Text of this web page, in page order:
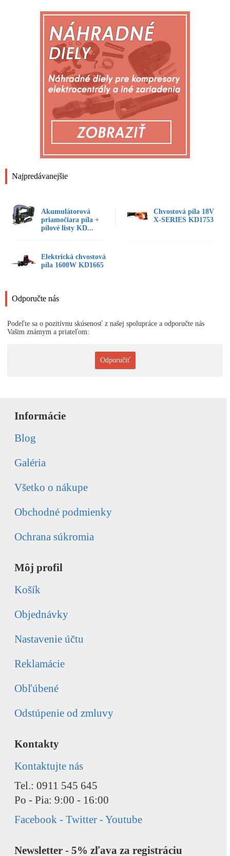
Najpredávanejšie
Akumulátorová
priamočiara píla +
pílové listy KD...
Chvostová píla 18V
X-SERIES KD1753
Elektrická chvostová
píla 1600W KD1665
Odporučte nás
Podeľte sa o pozitívnu skúsenosť z našej spolupráce a odporučte nás
Vašim známym a priateľom:
Odporučiť
Informácie
Blog
Galéria
Všetko o nákupe
Obchodné podmienky
Ochrana súkromia
Môj profil
Košík
Objednávky
Nastavenie účtu
Reklamácie
Obľúbené
Odstúpenie od zmluvy
Kontakty
Kontaktujte nás
Tel.: 0911 545 645
Po - Pia: 9:00 - 16:00
Facebook - Twitter - Youtube
Newsletter - 5% zľava za registráciu